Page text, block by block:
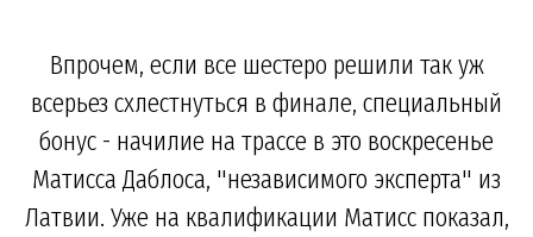
Впрочем, если все шестеро решили так уж
всерьез схлестнуться в финале, специальный
бонус - начилие на трассе в это воскресенье
Матисса Даблоса, "независимого эксперта" из
Латвии. Уже на квалификации Матисс показал,